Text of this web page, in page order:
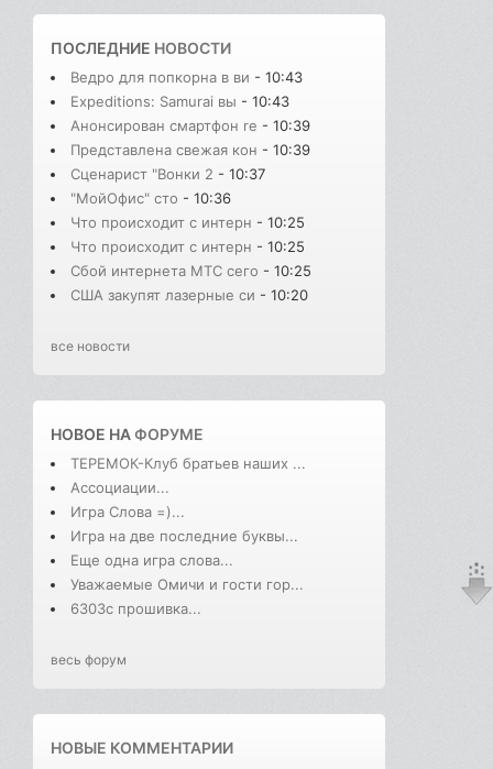
ПОСЛЕДНИЕ НОВОСТИ
Ведро для попкорна в ви - 10:43
Expeditions: Samurai вы - 10:43
Анонсирован смартфон re - 10:39
Представлена свежая кон - 10:39
Сценарист "Вонки 2 - 10:37
"МойОфис" сто - 10:36
Что происходит с интерн - 10:25
Что происходит с интерн - 10:25
Сбой интернета МТС сего - 10:25
США закупят лазерные си - 10:20
все новости
НОВОЕ НАФОРУМЕ
ТЕРЕМОК-Клуб братьев наших ...
Ассоциации...
Игра Слова =)...
Игра на две последние буквы...
Еще одна игра слова...
Уважаемые Омичи и гости гор...
6303с прошивка...
весь форум
НОВЫЕ КОММЕНТАРИИ